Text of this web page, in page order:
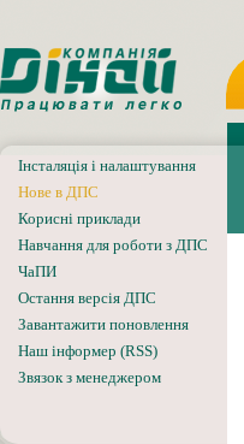
Інсталяція і налаштування
Нове в ДПС
Корисні приклади
Навчання для роботи з ДПС
ЧаПИ
Остання версія ДПС
Завантажити поновлення
Наш інформер (RSS)
Звязок з менеджером